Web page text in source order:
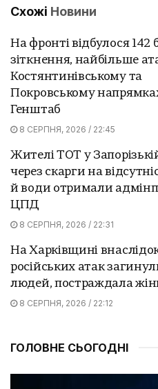
Схожі Новини
На фронті відбулося 142
зіткнення, найбільше
Костянтинівському та
Покровському
Генштаб
8 СЕРПНЯ, 2026 / 22:45
Жителі ТОТ у
через скарги на
й води отримали
ЦПД
8 СЕРПНЯ, 2026 / 22:31
На Харківщині
російських атак
людей, постраждала
8 СЕРПНЯ, 2026 / 22:12
ГОЛОВНЕ СЬОГОДНІ